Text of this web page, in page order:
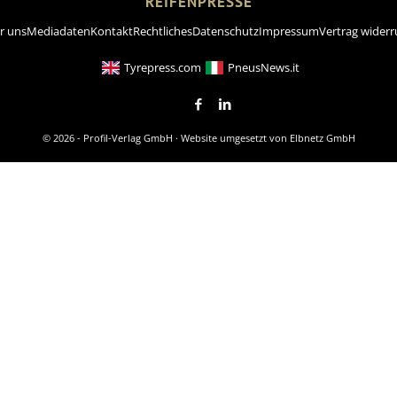
unsMediadatenKontaktRechtlichesDatenschutzImpressumVertrag
Tyrepress.com PneusNews.it
© 2026 - Profil-Verlag GmbH · Website umgesetzt von Elbnetz GmbH